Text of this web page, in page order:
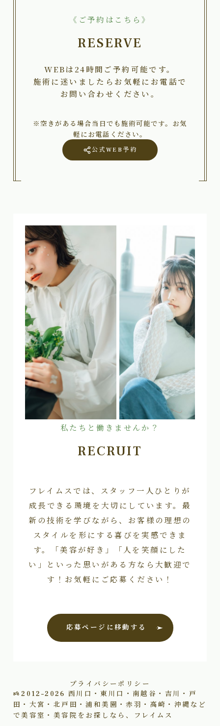
《ご予約はこちら》
RESERVE
WEBは24時間ご予約可能です。
施術に迷いましたらお気軽にお電話で
お問い合わせください。
※空きがある場合当日でも施術可能です。お気
軽にお電話ください。
公式WEB予約
私たちと働きませんか？
RECRUIT
フレイムスでは、スタッフ一人ひとりが
成長できる環境を大切にしています。最
新の技術を学びながら、お客様の理想の
スタイルを形にする喜びを実感できま
す。「美容が好き」「人を笑顔にした
い」といった思いがある方なら大歓迎で
す！お気軽にご応募ください！
応募ページに移動する
プライバシーポリシー
2012–2026 西川口・東川口・南越谷・吉川・戸
田・大宮・北戸田・浦和美園・赤羽・高崎・沖縄など
で美容室・美容院をお探しなら、フレイムス